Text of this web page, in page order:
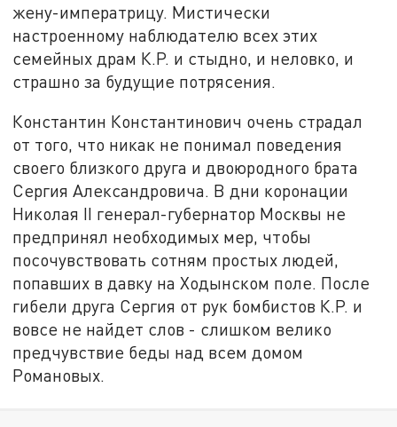
жену-императрицу. Мистически
настроенному наблюдателю всех этих
семейных драм К.Р. и стыдно, и неловко, и
страшно за будущие потрясения.
Константин Константинович очень страдал
от того, что никак не понимал поведения
своего близкого друга и двоюродного брата
Сергия Александровича. В дни коронации
Николая II генерал-губернатор Москвы не
предпринял необходимых мер, чтобы
посочувствовать сотням простых людей,
попавших в давку на Ходынском поле. После
гибели друга Сергия от рук бомбистов К.Р. и
вовсе не найдет слов - слишком велико
предчувствие беды над всем домом
Романовых.